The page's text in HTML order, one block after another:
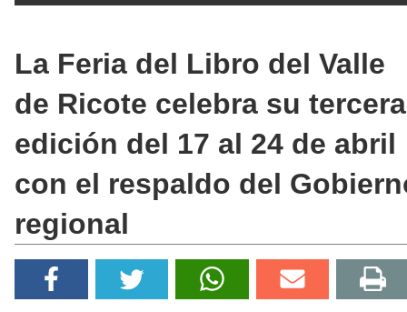
La Feria del Libro del Valle
de Ricote celebra su tercera
edición del 17 al 24 de abril
con el respaldo del
regional